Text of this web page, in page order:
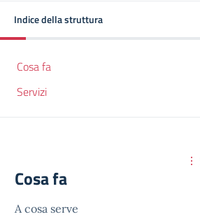
Indice della struttura
Cosa fa
Servizi
Cosa fa
A cosa serve